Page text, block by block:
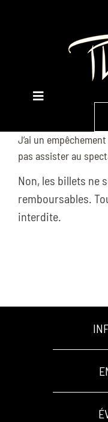
Toggle
À PROPOS
GROUPES &
CHAPITEAU
J’ai un
pas assister au
Non, les billets ne
remboursables.
interdite.